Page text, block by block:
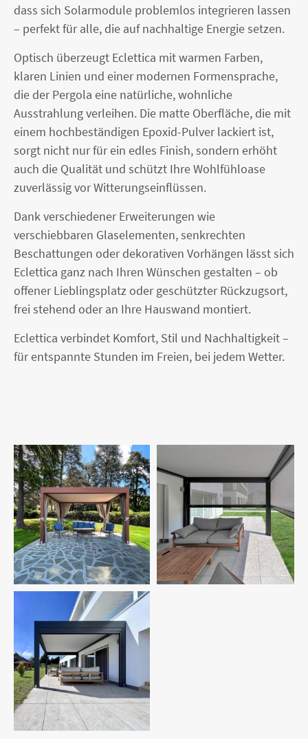
dass sich Solarmodule problemlos integrieren lassen
– perfekt für alle, die auf nachhaltige Energie setzen.
Optisch überzeugt Eclettica mit warmen Farben,
klaren Linien und einer modernen Formensprache,
die der Pergola eine natürliche, wohnliche
Ausstrahlung verleihen. Die matte Oberfläche, die mit
einem hochbeständigen Epoxid-Pulver lackiert ist,
sorgt nicht nur für ein edles Finish, sondern erhöht
auch die Qualität und schützt Ihre Wohlfühloase
zuverlässig vor Witterungseinflüssen.
Dank verschiedener Erweiterungen wie
verschiebbaren Glaselementen, senkrechten
Beschattungen oder dekorativen Vorhängen lässt sich
Eclettica ganz nach Ihren Wünschen gestalten – ob
offener Lieblingsplatz oder geschützter Rückzugsort,
frei stehend oder an Ihre Hauswand montiert.
Eclettica verbindet Komfort, Stil und Nachhaltigkeit –
für entspannte Stunden im Freien, bei jedem Wetter.